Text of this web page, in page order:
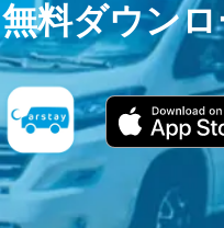
無料ダウン